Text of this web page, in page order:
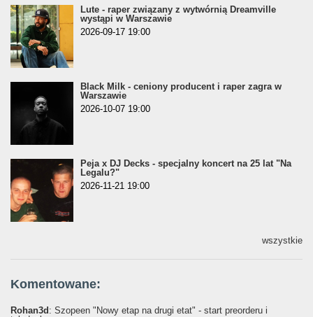
Lute - raper związany z wytwórnią Dreamville
wystąpi w Warszawie
2026-09-17 19:00
Black Milk - ceniony producent i raper zagra w
Warszawie
2026-10-07 19:00
Peja x DJ Decks - specjalny koncert na 25 lat "Na
Legalu?"
2026-11-21 19:00
wszystkie
Komentowane:
Rohan3d : Szopeen "Nowy etap na drugi etat" - start preorderu i